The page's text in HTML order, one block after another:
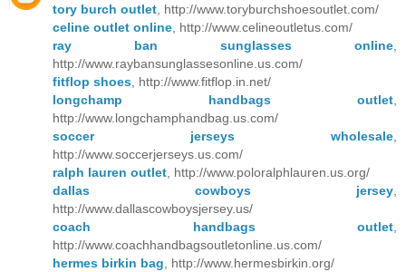
tory burch outlet , http://www.toryburchshoesoutlet.com/
celine outlet online , http://www.celineoutletus.com/
ray ban sunglasses online
http://www.raybansunglassesonline.us.com/
fitflop shoes , http://www.fitflop.in.net/
longchamp handbags outlet
http://www.longchamphandbag.us.com/
soccer jerseys wholesale
http://www.soccerjerseys.us.com/
ralph lauren outlet , http://www.poloralphlauren.us.org/
dallas cowboys jersey
http://www.dallascowboysjersey.us/
coach handbags outlet
http://www.coachhandbagsoutletonline.us.com/
hermes birkin bag , http://www.hermesbirkin.org/